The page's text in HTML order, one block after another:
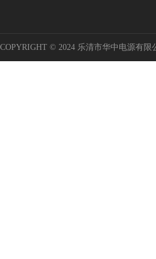
COPYRIGHT © 2024 乐清市华中电源有限